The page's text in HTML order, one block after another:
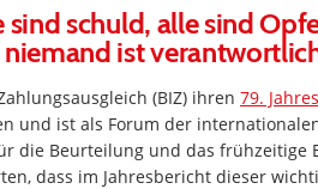
schuld, alle sind
ist
(BIZ) ihren 79.
und ist als Forum der
die Beurteilung und das frühzeitige
dass im Jahresbericht dieser